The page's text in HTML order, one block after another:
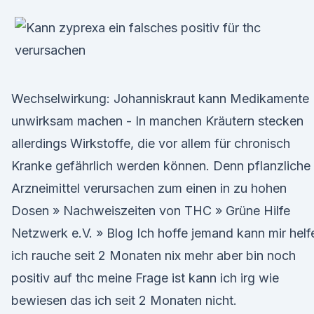
Wechselwirkung: Johanniskraut kann Medikamente
unwirksam machen - In manchen Kräutern stecken
allerdings Wirkstoffe, die vor allem für chronisch
Kranke gefährlich werden können. Denn pflanzliche
Arzneimittel verursachen zum einen in zu hohen
Dosen » Nachweiszeiten von THC » Grüne Hilfe
Netzwerk e.V. » Blog Ich hoffe jemand kann mir
ich rauche seit 2 Monaten nix mehr aber bin noch
positiv auf thc meine Frage ist kann ich irg wie
bewiesen das ich seit 2 Monaten nicht.